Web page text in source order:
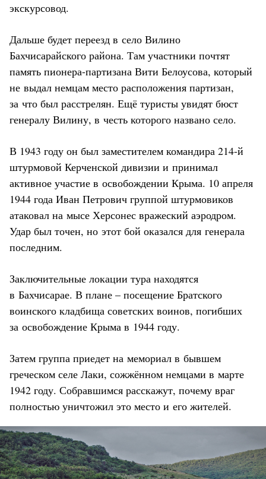
экскурсовод.
Дальше будет переезд в село Вилино
Бахчисарайского района. Там участники почтят
память пионера-партизана Вити Белоусова, который
не выдал немцам место расположения партизан,
за что был расстрелян. Ещё туристы увидят бюст
генералу Вилину, в честь которого названо село.
В 1943 году он был заместителем командира 214-й
штурмовой Керченской дивизии и принимал
активное участие в освобождении Крыма. 10 апреля
1944 года Иван Петрович группой штурмовиков
атаковал на мысе Херсонес вражеский аэродром.
Удар был точен, но этот бой оказался для генерала
последним.
Заключительные локации тура находятся
в Бахчисарае. В плане – посещение Братского
воинского кладбища советских воинов, погибших
за освобождение Крыма в 1944 году.
Затем группа приедет на мемориал в бывшем
греческом селе Лаки, сожжённом немцами в марте
1942 году. Собравшимся расскажут, почему враг
полностью уничтожил это место и его жителей.